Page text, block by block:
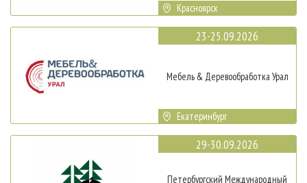
Красноярск
23-25.09.2026
Мебель & Деревообработка Урал
Екатеринбург
29-30.09.2026
Петербургский Международный